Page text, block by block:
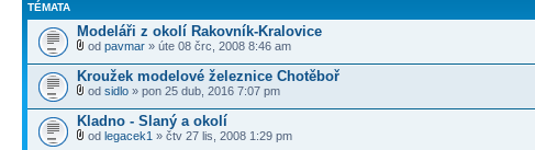
TÉMATA
Modeláři z okolí Rakovník-Kralovice
od pavmar » úte 08 črc, 2008 8:46 am
Kroužek modelové železnice Chotěboř
od sidlo » pon 25 dub, 2016 7:07 pm
Kladno - Slaný a okolí
od legacek1 » čtv 27 lis, 2008 1:29 pm